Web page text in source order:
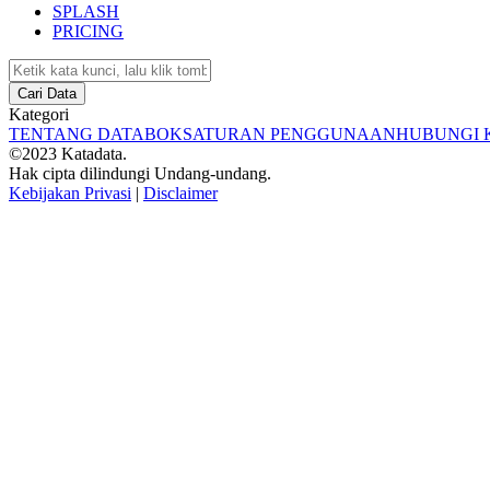
SPLASH
PRICING
Cari Data
Kategori
TENTANG DATABOKSATURAN PENGGUNAANHUBUNGI
©2023 Katadata.
Hak cipta dilindungi Undang-undang.
Kebijakan Privasi | Disclaimer